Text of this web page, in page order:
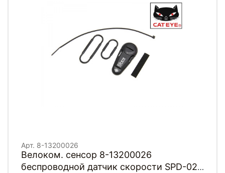
Арт. 8-13200026
Велоком. cенсор 8-13200026
беспроводной датчик скорости SPD-02